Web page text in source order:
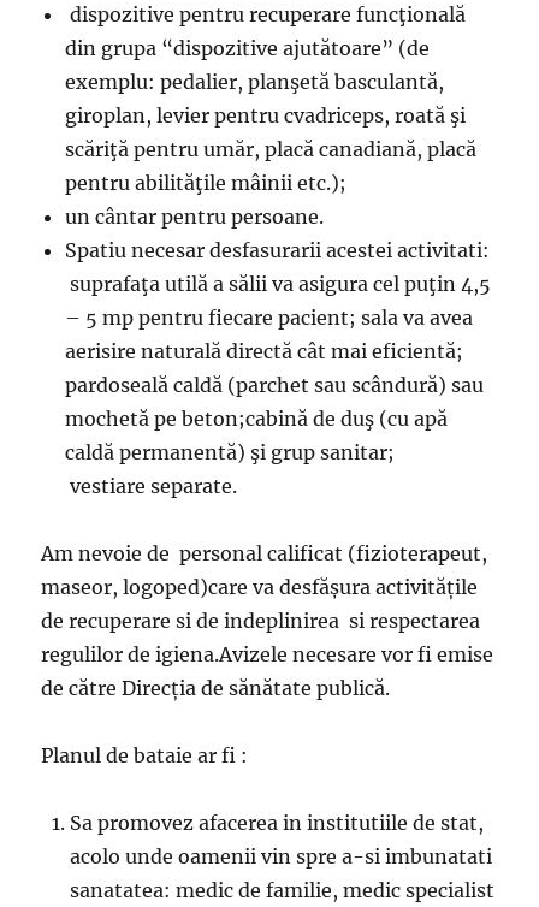
dispozitive pentru recuperare funcţională
din grupa “dispozitive ajutătoare” (de
exemplu: pedalier, planşetă basculantă,
giroplan, levier pentru cvadriceps, roată şi
scăriţă pentru umăr, placă canadiană, placă
pentru abilităţile mâinii etc.);
un cântar pentru persoane.
Spatiu necesar desfasurarii acestei activitati:
suprafaţa utilă a sălii va asigura cel puţin 4,5
– 5 mp pentru fiecare pacient; sala va avea
aerisire naturală directă cât mai eficientă;
pardoseală caldă (parchet sau scândură) sau
mochetă pe beton;cabină de duş (cu apă
caldă permanentă) şi grup sanitar;
vestiare separate.
Am nevoie de personal calificat (fizioterapeut,
maseor, logoped)care va desfășura activitățile
de recuperare si de indeplinirea si respectarea
regulilor de igiena.Avizele necesare vor fi emise
de către Direcția de sănătate publică.
Planul de bataie ar fi :
Sa promovez afacerea in institutiile de stat,
acolo unde oamenii vin spre a-si imbunatati
sanatatea: medic de familie, medic specialist